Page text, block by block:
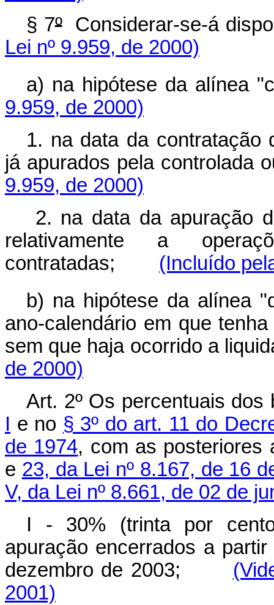
§ 7ºConsiderar-se-á
Lei nº 9.959, de 2000)
a) na hipótese da alínea
9.959, de 2000)
1. na data da contratação
já apurados pela
9.959, de 2000)
2. na data da apuração
relativamente a
contratadas; (Incluído
b) na hipótese da alínea
ano-calendário em que
sem que haja ocorrido a
de 2000)
Art. 2º Os percentuais
I e no § 3º do art. 11 do
de 1974, com as
e 23, da Lei nº 8.167, de 16
V, da Lei nº 8.661, de 02 de
I - 30% (trinta por
apuração encerrados a
dezembro de 2003;
2001)